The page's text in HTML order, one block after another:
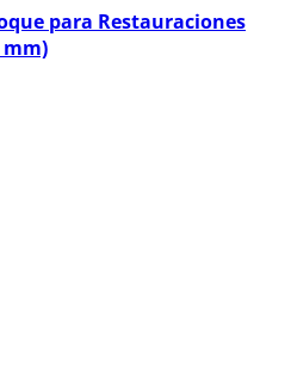
para Restauraciones
mm)